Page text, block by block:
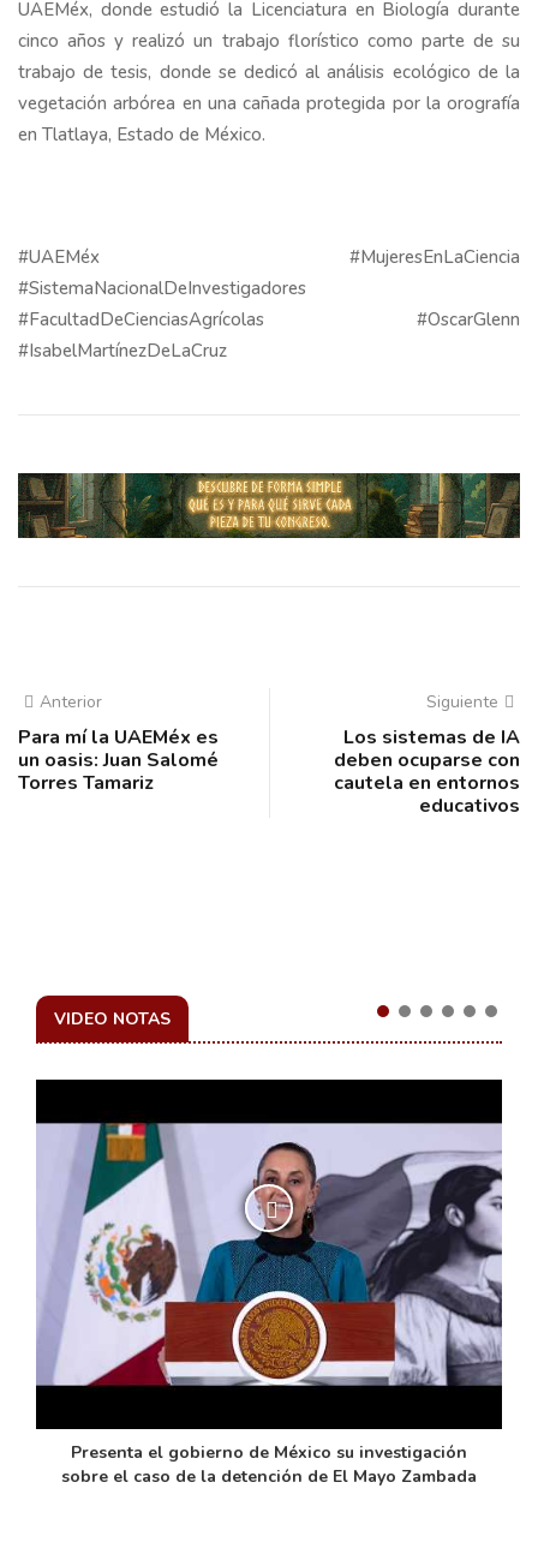
UAEMéx, donde estudió la Licenciatura en Biología durante
cinco años y realizó un trabajo florístico como parte de su
trabajo de tesis, donde se dedicó al análisis ecológico de la
vegetación arbórea en una cañada protegida por la orografía
en Tlatlaya, Estado de México.
#UAEMéx #MujeresEnLaCiencia
#SistemaNacionalDeInvestigadores
#FacultadDeCienciasAgrícolas #OscarGlenn
#IsabelMartínezDeLaCruz
Anterior
Para mí la UAEMéx es
un oasis: Juan Salomé
Torres Tamariz
Siguiente
Los sistemas de IA
deben ocuparse con
cautela en entornos
educativos
VIDEO NOTAS
Presenta el gobierno de México su investigación
sobre el caso de la detención de El Mayo Zambada